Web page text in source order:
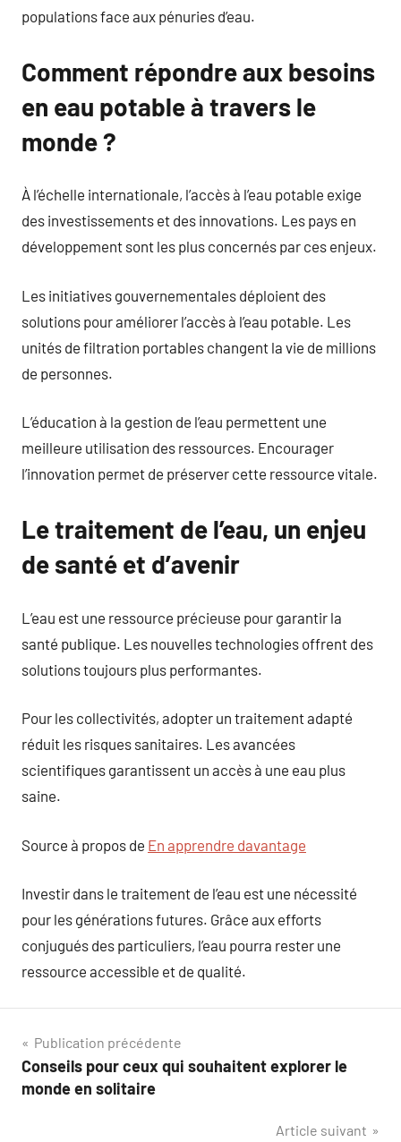
populations face aux pénuries d’eau.
Comment répondre aux besoins
en eau potable à travers le
monde ?
À l’échelle internationale, l’accès à l’eau potable exige
des investissements et des innovations. Les pays en
développement sont les plus concernés par ces enjeux.
Les initiatives gouvernementales déploient des
solutions pour améliorer l’accès à l’eau potable. Les
unités de filtration portables changent la vie de millions
de personnes.
L’éducation à la gestion de l’eau permettent une
meilleure utilisation des ressources. Encourager
l’innovation permet de préserver cette ressource vitale.
Le traitement de l’eau, un enjeu
de santé et d’avenir
L’eau est une ressource précieuse pour garantir la
santé publique. Les nouvelles technologies offrent des
solutions toujours plus performantes.
Pour les collectivités, adopter un traitement adapté
réduit les risques sanitaires. Les avancées
scientifiques garantissent un accès à une eau plus
saine.
Source à propos de En apprendre davantage
Investir dans le traitement de l’eau est une nécessité
pour les générations futures. Grâce aux efforts
conjugués des particuliers, l’eau pourra rester une
ressource accessible et de qualité.
Navigation
de
Publication précédente
Conseils pour ceux qui souhaitent explorer le
monde en solitaire
Article suivant